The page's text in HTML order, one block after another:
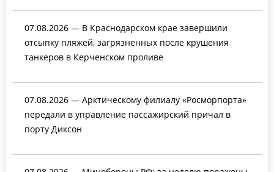
07.08.2026 — В Краснодарском крае завершили
отсыпку пляжей, загрязненных после крушения
танкеров в Керченском проливе
07.08.2026 — Арктическому филиалу «Росморпорта»
передали в управление пассажирский причал в
порту Диксон